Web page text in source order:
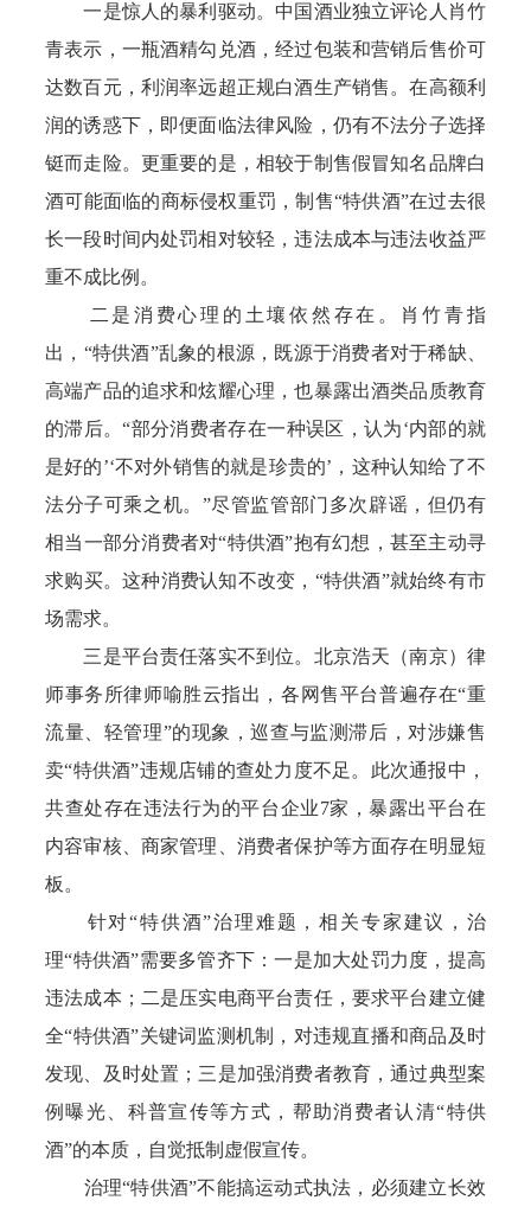
一是惊人的暴利驱动。中国酒业独立评论人肖竹
青表示，一瓶酒精勾兑酒，经过包装和营销后售价可
达数百元，利润率远超正规白酒生产销售。在高额利
润的诱惑下，即便面临法律风险，仍有不法分子选择
铤而走险。更重要的是，相较于制售假冒知名品牌白
酒可能面临的商标侵权重罚，制售“特供酒”在过去很
长一段时间内处罚相对较轻，违法成本与违法收益严
重不成比例。
二是消费心理的土壤依然存在。肖竹青指
出，“特供酒”乱象的根源，既源于消费者对于稀缺、
高端产品的追求和炫耀心理，也暴露出酒类品质教育
的滞后。“部分消费者存在一种误区，认为‘内部的就
是好的’‘不对外销售的就是珍贵的’，这种认知给了不
法分子可乘之机。”尽管监管部门多次辟谣，但仍有
相当一部分消费者对“特供酒”抱有幻想，甚至主动寻
求购买。这种消费认知不改变，“特供酒”就始终有市
场需求。
三是平台责任落实不到位。北京浩天（南京）律
师事务所律师喻胜云指出，各网售平台普遍存在“重
流量、轻管理”的现象，巡查与监测滞后，对涉嫌售
卖“特供酒”违规店铺的查处力度不足。此次通报中，
共查处存在违法行为的平台企业7家，暴露出平台在
内容审核、商家管理、消费者保护等方面存在明显短
板。
针对“特供酒”治理难题，相关专家建议，治
理“特供酒”需要多管齐下：一是加大处罚力度，提高
违法成本；二是压实电商平台责任，要求平台建立健
全“特供酒”关键词监测机制，对违规直播和商品及时
发现、及时处置；三是加强消费者教育，通过典型案
例曝光、科普宣传等方式，帮助消费者认清“特供
酒”的本质，自觉抵制虚假宣传。
治理“特供酒”不能搞运动式执法，必须建立长效